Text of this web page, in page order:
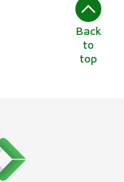
Back
to
top